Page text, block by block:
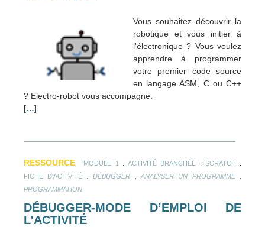
Vous souhaitez découvrir la
robotique et vous initier à
l'électronique ? Vous voulez
apprendre à programmer
votre premier code source
en langage ASM, C ou C++
? Electro-robot vous accompagne.
[…]
RESSOURCE MODULE 1 ACTIVITÉ BRANCHÉE SCRATCH
FICHE D'ACTIVITÉ DÉBUGGER ANALYSER UN PROGRAMME.
PROGRAMMATION
DÉBUGGER-MODE D’EMPLOI DE
L’ACTIVITÉ